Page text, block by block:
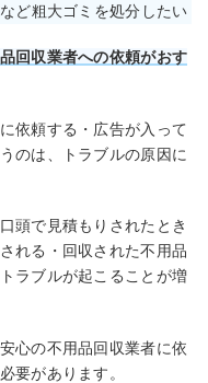
ど粗大ゴミを処分したい
回収業者への依頼がおす
依頼する・広告が入って
のは、トラブルの原因に
頭で見積もりされたとき
れる・回収された不用品
ラブルが起こることが増
心の不用品回収業者に依
要があります。